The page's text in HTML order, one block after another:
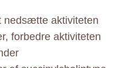
nedsætte aktiviteten
forbedre aktiviteten